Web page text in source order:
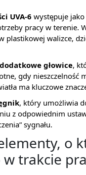
UVA-6 występuje jako
pracy w terenie.
plastikowej walizce,
głowice,
gdy nieszczelność
ma kluczowe
, który umożliwia
z odpowiednim
sygnału.
o
trakcie